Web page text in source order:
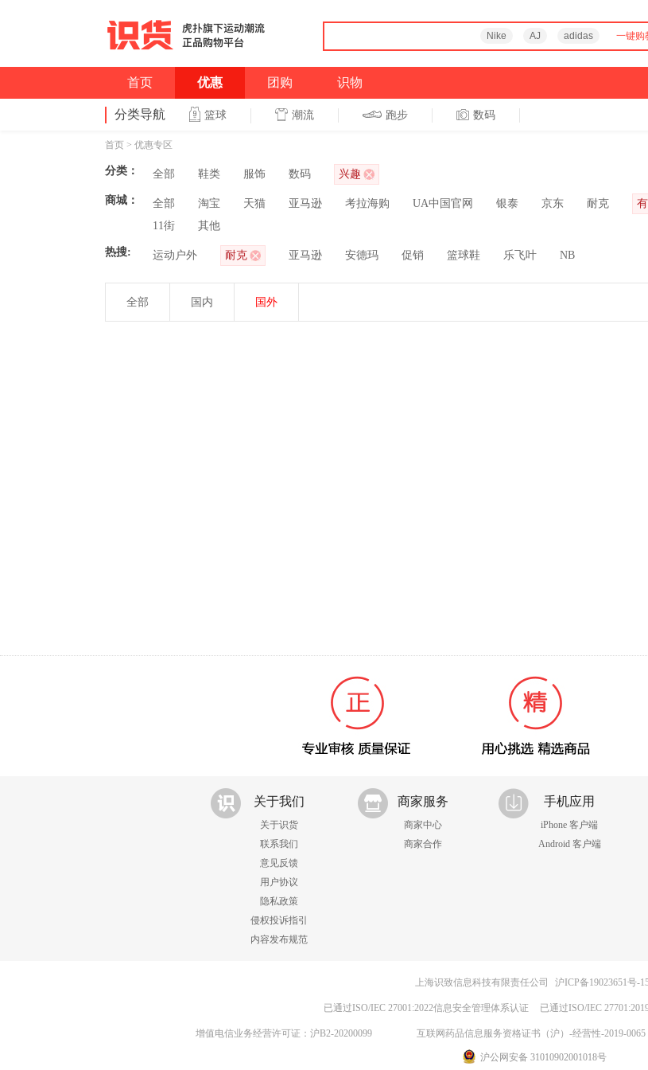
Nike AJ adidas 一键购
首页 优惠 团购 识物
分类导航 篮球 潮流 跑步 数码
首页 > 优惠专区
分类： 全部 鞋类 服饰 数码 兴趣
商城： 全部 淘宝 天猫 亚马逊 考拉海购 UA中国官网 银泰 京东 耐克
11街
其他
热搜: 运动户外 耐克 亚马逊 安德玛 促销 篮球鞋 乐飞叶 NB
全部 国内 国外
关于我们
关于识货
联系我们
意见反馈
用户协议
隐私政策
侵权投诉指引
内容发布规范
商家服务
商家中心
商家合作
手机应用
iPhone 客户端
Android 客户端
上海识致信息科技有限责任公司 沪ICP备19023651号-
已通过ISO/IEC 27001:2022信息安全管理体系认证 已通过ISO/IEC
增值电信业务经营许可证：沪B2-20200099 互联网药品信息服务资格证书（沪）-经营性-2019-0065
沪公网安备 31010902001018号